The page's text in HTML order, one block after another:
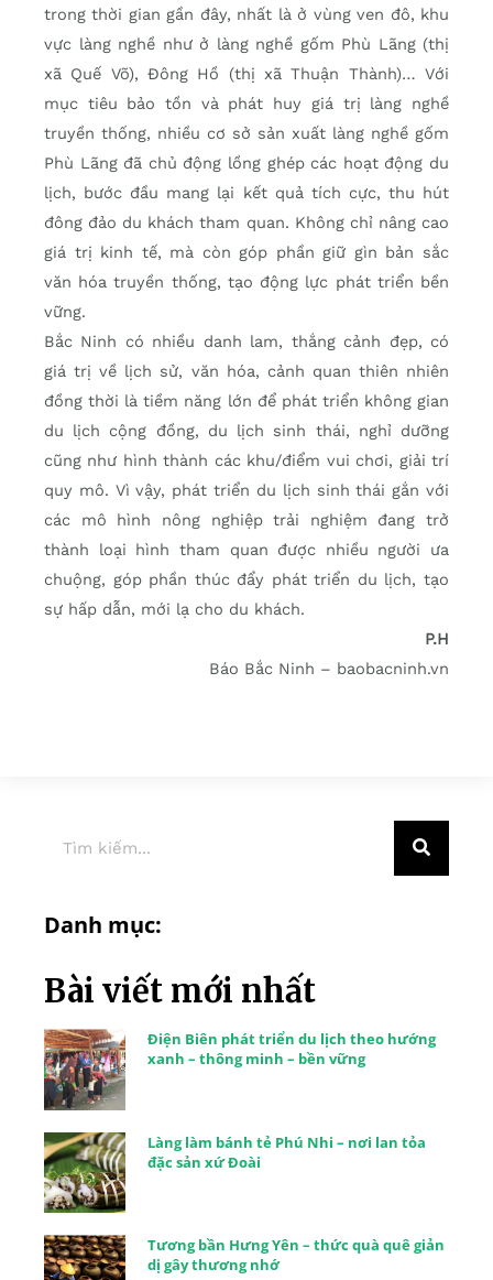
trong thời gian gần đây, nhất là ở vùng ven đô, khu
vực làng nghề như ở làng nghề gốm Phù Lãng (thị
xã Quế Võ), Đông Hồ (thị xã Thuận Thành)… Với
mục tiêu bảo tồn và phát huy giá trị làng nghề
truyền thống, nhiều cơ sở sản xuất làng nghề gốm
Phù Lãng đã chủ động lồng ghép các hoạt động du
lịch, bước đầu mang lại kết quả tích cực, thu hút
đông đảo du khách tham quan. Không chỉ nâng cao
giá trị kinh tế, mà còn góp phần giữ gìn bản sắc
văn hóa truyền thống, tạo động lực phát triển bền
vững.
Bắc Ninh có nhiều danh lam, thắng cảnh đẹp, có
giá trị về lịch sử, văn hóa, cảnh quan thiên nhiên
đồng thời là tiềm năng lớn để phát triển không gian
du lịch cộng đồng, du lịch sinh thái, nghỉ dưỡng
cũng như hình thành các khu/điểm vui chơi, giải trí
quy mô. Vì vậy, phát triển du lịch sinh thái gắn với
các mô hình nông nghiệp trải nghiệm đang trở
thành loại hình tham quan được nhiều người ưa
chuộng, góp phần thúc đẩy phát triển du lịch, tạo
sự hấp dẫn, mới lạ cho du khách.
P.H
Báo Bắc Ninh – baobacninh.vn
Danh mục:
Bài viết mới nhất
Điện Biên phát triển du lịch theo hướng
xanh – thông minh – bền vững
Làng làm bánh tẻ Phú Nhi – nơi lan tỏa
đặc sản xứ Đoài
Tương bần Hưng Yên – thức quà quê giản
dị gây thương nhớ